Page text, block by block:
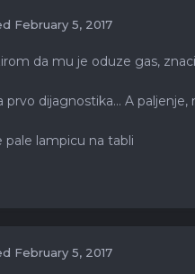
February 5, 2017
da mu je oduze gas,
prvo dijagnostika... A
pale lampicu na tabli
February 5, 2017